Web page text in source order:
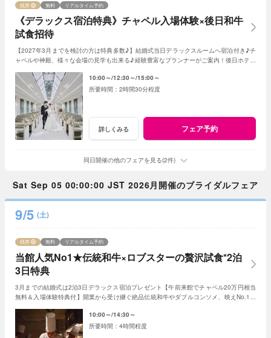
《デラックス宿泊特典》チャペル入場体験×後日和牛
試食招待
残席 無料 リアルタイム予約
【2027年3月までを検討の方は特典多数♪】結婚式当日デラックスルームへ宿泊付き♪チ
ャペルや神殿、様々な会場の見学も出来る♪経験豊富なプランナーがご案内！後日ホテル
10:00～ 12:30～ 15:00～
2時間30分程度
詳しくみる フェア予約
同日開催の他のフェアを見る(2件)
Sat Sep 05 00:00:00 JST 2026月開催のブライダルフェア
9/5 (土)
当館人気No1★伝統和牛×ロブスターの贅沢試食*2泊
3日特典
残席 無料 リアルタイム予約
3月までの結婚式は2泊3日デラックス宿泊プレゼント【午前来館でチャペル20万円相当
無料＆入場体験特典付】開業から受け継ぐ絶品伝統和牛やダブルコンソメ、映えNo.1デ
10:00～ 14:30～
4時間程度